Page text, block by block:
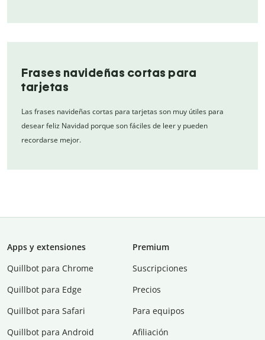
Frases navideñas cortas para
tarjetas
Las frases navideñas cortas para tarjetas son muy útiles para
desear feliz Navidad porque son fáciles de leer y pueden
recordarse mejor.
Apps y extensiones
Quillbot para Chrome
Quillbot para Edge
Quillbot para Safari
Quillbot para Android
Premium
Suscripciones
Precios
Para equipos
Afiliación